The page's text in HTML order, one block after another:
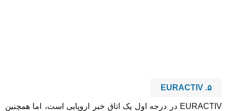
۵. EURACTIV
EURACTIV در درجه اول یک اتاق خبر اروپایی است، اما همچنین